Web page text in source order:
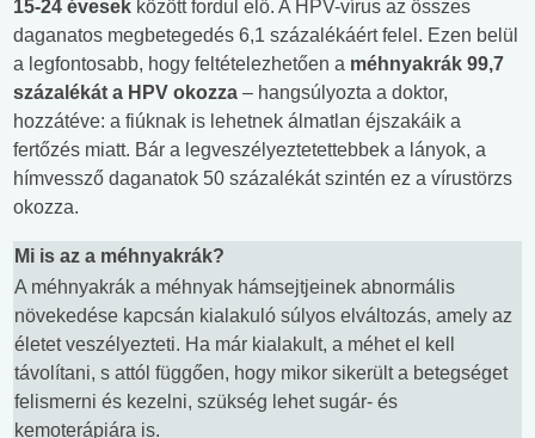
15-24 évesek között fordul elő. A HPV-vírus az összes
daganatos megbetegedés 6,1 százalékáért felel. Ezen belül
a legfontosabb, hogy feltételezhetően a méhnyakrák 99,7
százalékát a HPV okozza – hangsúlyozta a doktor,
hozzátéve: a fiúknak is lehetnek álmatlan éjszakáik a
fertőzés miatt. Bár a legveszélyeztetettebbek a lányok, a
hímvessző daganatok 50 százalékát szintén ez a vírustörzs
okozza.
Mi is az a méhnyakrák?
A méhnyakrák a méhnyak hámsejtjeinek abnormális
növekedése kapcsán kialakuló súlyos elváltozás, amely az
életet veszélyezteti. Ha már kialakult, a méhet el kell
távolítani, s attól függően, hogy mikor sikerült a betegséget
felismerni és kezelni, szükség lehet sugár- és
kemoterápiára is.